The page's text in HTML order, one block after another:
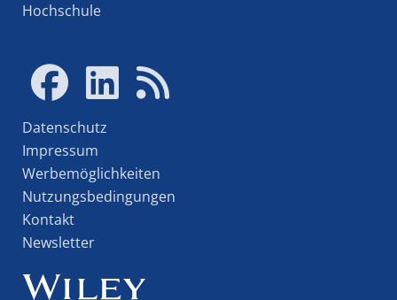
Hochschule
Datenschutz
Impressum
Werbemöglichkeiten
Nutzungsbedingungen
Kontakt
Newsletter